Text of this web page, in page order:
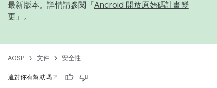
最新版本。詳情請參閱「 Android 開放原始碼計畫變
更 」。
AOSP 文件 安全性
這對你有幫助嗎？